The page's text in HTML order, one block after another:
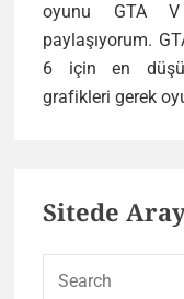
oyunu GTA V
paylaşıyorum.
6 için en
grafikleri gerek
Sitede